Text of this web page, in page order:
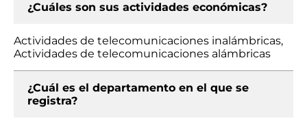
¿Cuáles son sus actividades económicas?
Actividades de telecomunicaciones inalámbricas,
Actividades de telecomunicaciones alámbricas
¿Cuál es el departamento en el que se
registra?